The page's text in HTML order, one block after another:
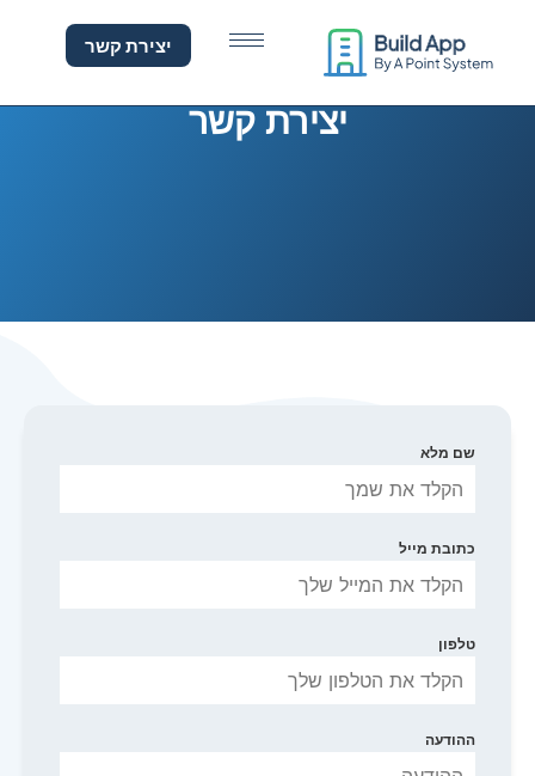
יצירת קשר יצירת קשר
יצירת קשר
שם מלא
כתובת מייל
טלפון
ההודעה